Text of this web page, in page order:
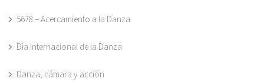
5678 – Acercamiento a la Danza
Día Internacional de la Danza
Danza, cámara y acción